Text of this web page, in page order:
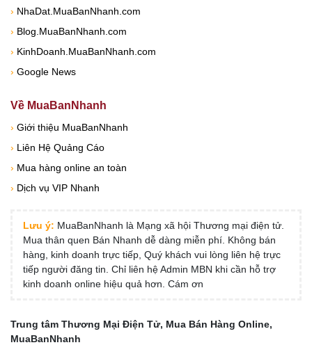
› NhaDat.MuaBanNhanh.com
› Blog.MuaBanNhanh.com
› KinhDoanh.MuaBanNhanh.com
› Google News
Về MuaBanNhanh
› Giới thiệu MuaBanNhanh
› Liên Hệ Quảng Cáo
› Mua hàng online an toàn
› Dịch vụ VIP Nhanh
Lưu ý: MuaBanNhanh là Mạng xã hội Thương mại điện tử.
Mua thân quen Bán Nhanh dễ dàng miễn phí. Không bán
hàng, kinh doanh trực tiếp, Quý khách vui lòng liên hệ trực
tiếp người đăng tin. Chỉ liên hệ Admin MBN khi cần hỗ trợ
kinh doanh online hiệu quả hơn. Cám ơn
Trung tâm Thương Mại Điện Tử, Mua Bán Hàng Online,
MuaBanNhanh